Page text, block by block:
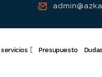
servicios Presupuesto Dudas